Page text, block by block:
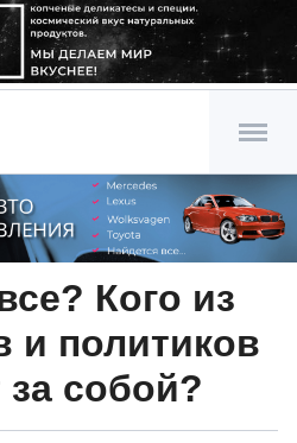
Кого из
и политиков
собой?